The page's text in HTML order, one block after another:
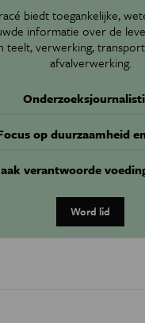
biedt toegankelijke,
informatie over de
teelt, verwerking,
afvalverwerking.
op duurzaamheid
verantwoorde
Word lid